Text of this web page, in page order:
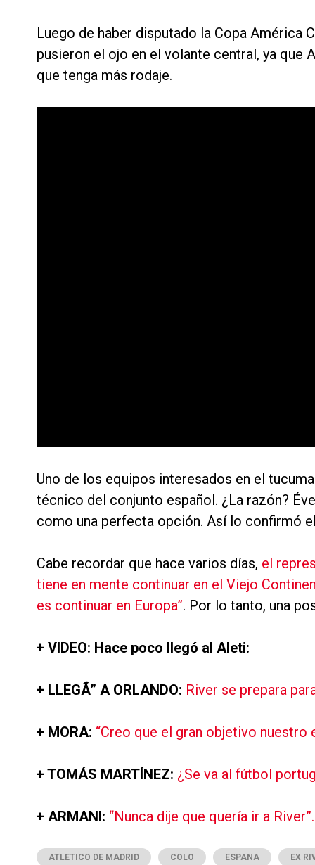
Luego de haber disputado la Copa América
pusieron el ojo en el volante central, ya que
que tenga más rodaje.
Uno de los equipos interesados en el
técnico del conjunto español. ¿La razón?
como una perfecta opción. Así lo confirmó
Cabe recordar que hace varios días, el
tiene en mente continuar en el Viejo
es continuar en Europa”. Por lo tanto, una
+ VIDEO: Hace poco llegó al Aleti:
+ LLEGÃ” A ORLANDO: River se prepara
+ MORA: “Creo que el gran objetivo nuestro
+ TOMÁS MARTÍNEZ: ¿Se va al fútbol
+ ARMANI: “Nunca dije que quería ir a River”.
ATLETICO DE MADRID COLO ESPANA EX